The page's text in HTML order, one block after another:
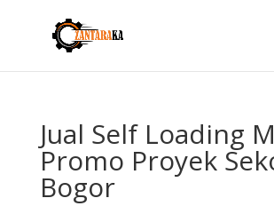
Jual Self Loading
Promo Proyek
Bogor